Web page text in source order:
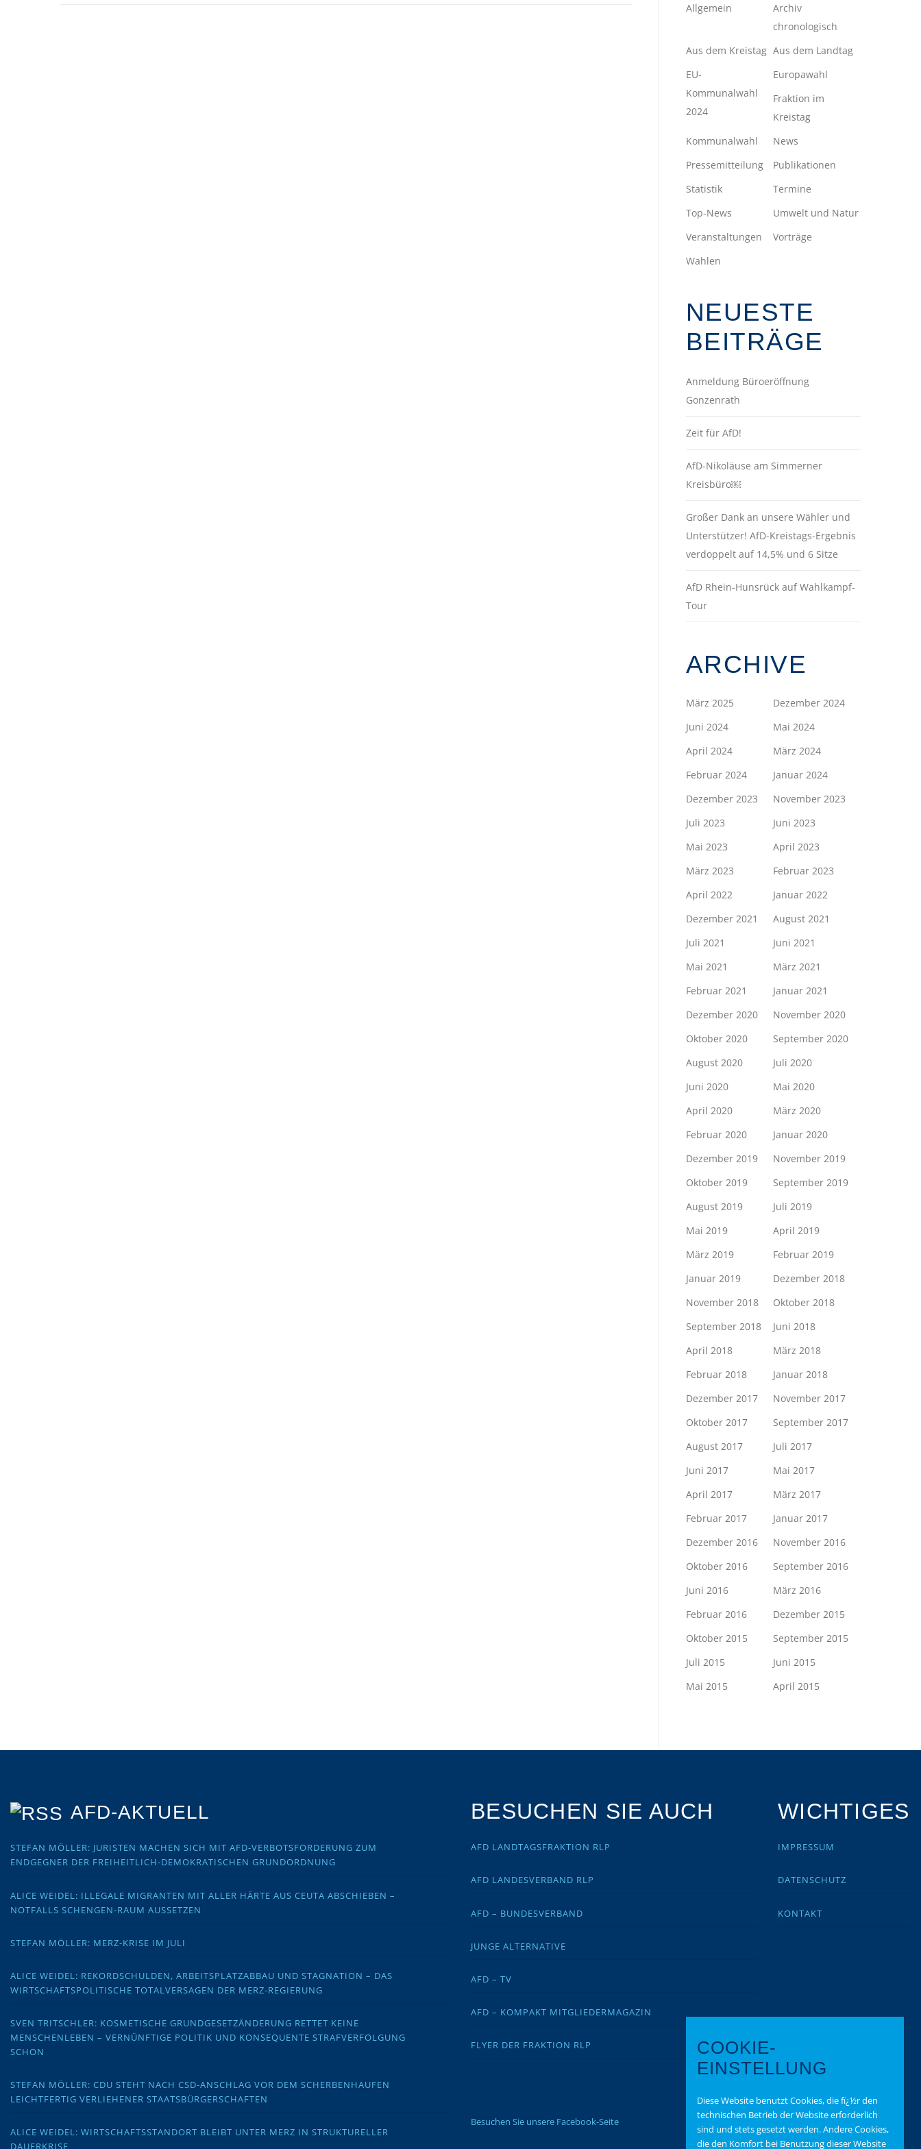
Allgemein
Archiv
chronologisch
Aus dem Kreistag Aus dem Landtag
EU-
Kommunalwahl
2024
Europawahl
Fraktion im
Kreistag
Kommunalwahl
News
Pressemitteilung
Publikationen
Statistik
Termine
Top-News
Umwelt und Natur
Veranstaltungen
Vorträge
Wahlen
NEUESTE
BEITRÄGE
Anmeldung Büroeröffnung
Gonzenrath
Zeit für AfD!
AfD-Nikoläuse am Simmerner
Kreisbüro￼
Großer Dank an unsere Wähler und
Unterstützer! AfD-Kreistags-Ergebnis
verdoppelt auf 14,5% und 6 Sitze
AfD Rhein-Hunsrück auf Wahlkampf-
Tour
ARCHIVE
März 2025
Dezember 2024
Juni 2024
Mai 2024
April 2024
März 2024
Februar 2024
Januar 2024
Dezember 2023
November 2023
Juli 2023
Juni 2023
Mai 2023
April 2023
März 2023
Februar 2023
April 2022
Januar 2022
Dezember 2021
August 2021
Juli 2021
Juni 2021
Mai 2021
März 2021
Februar 2021
Januar 2021
Dezember 2020
November 2020
Oktober 2020
September 2020
August 2020
Juli 2020
Juni 2020
Mai 2020
April 2020
März 2020
Februar 2020
Januar 2020
Dezember 2019
November 2019
Oktober 2019
September 2019
August 2019
Juli 2019
Mai 2019
April 2019
März 2019
Februar 2019
Januar 2019
Dezember 2018
November 2018
Oktober 2018
September 2018
Juni 2018
April 2018
März 2018
Februar 2018
Januar 2018
Dezember 2017
November 2017
Oktober 2017
September 2017
August 2017
Juli 2017
Juni 2017
Mai 2017
April 2017
März 2017
Februar 2017
Januar 2017
Dezember 2016
November 2016
Oktober 2016
September 2016
Juni 2016
März 2016
Februar 2016
Dezember 2015
Oktober 2015
September 2015
Juli 2015
Juni 2015
Mai 2015
April 2015
AFD-AKTUELL
STEFAN MÖLLER: JURISTEN MACHEN SICH MIT AFD-VERBOTSFORDERUNG ZUM
ENDGEGNER DER FREIHEITLICH-DEMOKRATISCHEN GRUNDORDNUNG
ALICE WEIDEL: ILLEGALE MIGRANTEN MIT ALLER HÄRTE AUS CEUTA ABSCHIEBEN –
NOTFALLS SCHENGEN-RAUM AUSSETZEN
STEFAN MÖLLER: MERZ-KRISE IM JULI
ALICE WEIDEL: REKORDSCHULDEN, ARBEITSPLATZABBAU UND STAGNATION – DAS
WIRTSCHAFTSPOLITISCHE TOTALVERSAGEN DER MERZ-REGIERUNG
SVEN TRITSCHLER: KOSMETISCHE GRUNDGESETZÄNDERUNG RETTET KEINE
MENSCHENLEBEN – VERNÜNFTIGE POLITIK UND KONSEQUENTE STRAFVERFOLGUNG
SCHON
STEFAN MÖLLER: CDU STEHT NACH CSD-ANSCHLAG VOR DEM SCHERBENHAUFEN
LEICHTFERTIG VERLIEHENER STAATSBÜRGERSCHAFTEN
ALICE WEIDEL: WIRTSCHAFTSSTANDORT BLEIBT UNTER MERZ IN STRUKTURELLER
BESUCHEN SIE AUCH
AFD LANDTAGSFRAKTION RLP
AFD LANDESVERBAND RLP
AFD – BUNDESVERBAND
JUNGE ALTERNATIVE
AFD – TV
AFD – KOMPAKT MITGLIEDERMAGAZIN
FLYER DER FRAKTION RLP
Besuchen Sie unsere Facebook-Seite
WICHTIGES
IMPRESSUM
DATENSCHUTZ
KONTAKT
COOKIE-
EINSTELLUNG
Diese Website benutzt Cookies, die fï¿½r den
technischen Betrieb der Website erforderlich
sind und stets gesetzt werden. Andere Cookies,
die den Komfort bei Benutzung dieser Website